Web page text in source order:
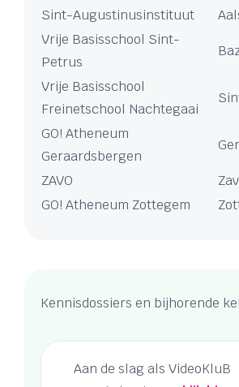
Sint-Augustinusinstituut
Vrije Basisschool Sint-
Petrus
Vrije Basisschool
Freinetschool Nachtegaai
GO! Atheneum
Geraardsbergen
ZAVO
GO! Atheneum Zottegem
Kennisdossiers en bijhorende
Aan de slag als VideoKluB